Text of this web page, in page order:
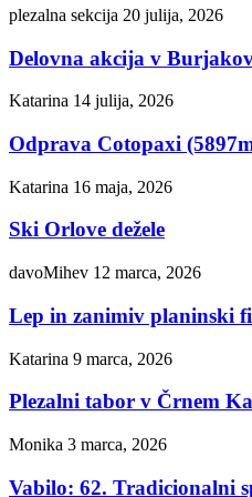
plezalna sekcija 20 julija, 2026
Delovna akcija v
Katarina 14 julija, 2026
Odprava Cotopaxi
Katarina 16 maja, 2026
Ski Orlove dežele
davoMihev 12 marca, 2026
Lep in zanimiv planinski
Katarina 9 marca, 2026
Plezalni tabor v Črnem
Monika 3 marca, 2026
Vabilo: 62. Tradicionalni